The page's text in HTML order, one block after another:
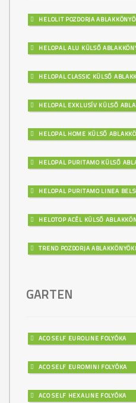
HELOLIT POZDORJA
HELOPAL ALU KÜLSŐ
HELOPAL CLASSIC KÜLSŐ
HELOPAL EXKLUSÍV KÜLSŐ
HELOPAL HOME KÜLSŐ
HELOPAL PURITAMO KÜLSŐ
HELOPAL PURITAMO LINEA
HELOTOP ACÉL KÜLSŐ
TREND POZDORJA
GARTEN
ACO SELF EUROLINE FOLYÓKA
ACO SELF EUROMINI FOLYÓKA
ACO SELF HEXALINE FOLYÓKA